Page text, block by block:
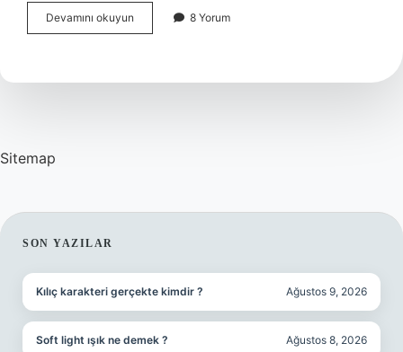
Devamını okuyun
Lahanası
Konur
8 Yorum
Sitemap
SIDEBAR
SON YAZILAR
Kılıç karakteri gerçekte kimdir ? Ağustos 9, 2026
Soft light ışık ne demek ? Ağustos 8, 2026